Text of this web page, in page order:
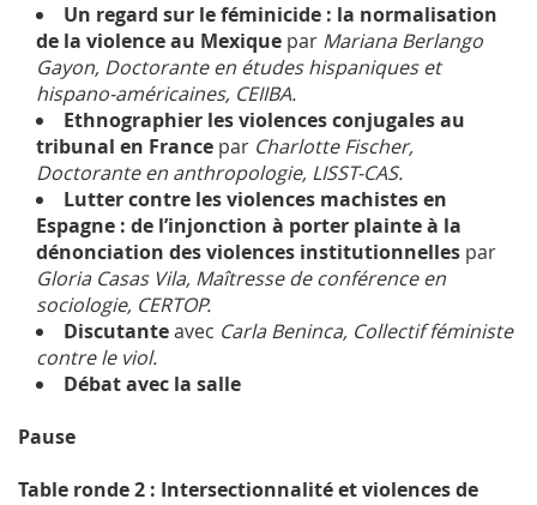
Un regard sur le féminicide : la normalisation
de la violence au Mexique par Mariana Berlango
Gayon, Doctorante en études hispaniques et
hispano-américaines, CEIIBA.
Ethnographier les violences conjugales au
tribunal en France par Charlotte Fischer,
Doctorante en anthropologie, LISST-CAS.
Lutter contre les violences machistes en
Espagne : de l’injonction à porter plainte à la
dénonciation des violences institutionnelles par
Gloria Casas Vila, Maîtresse de conférence en
sociologie, CERTOP.
Discutanteavec Carla Beninca, Collectif féministe
contre le viol.
Débat avec la salle
Pause
Table ronde 2 : Intersectionnalité et violences de